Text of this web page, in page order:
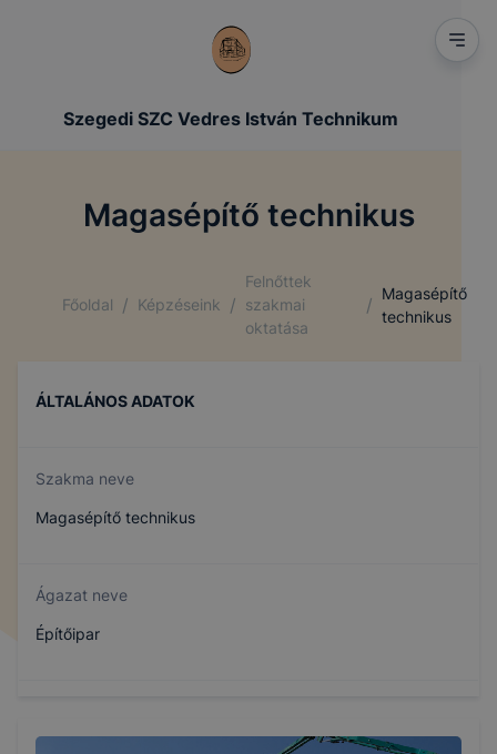
Szegedi SZC Vedres István Technikum
Magasépítő technikus
Főoldal / Képzéseink /
Felnőttek
szakmai
oktatása
/
Magasépítő
technikus
ÁLTALÁNOS ADATOK
Szakma neve
Magasépítő technikus
Ágazat neve
Építőipar